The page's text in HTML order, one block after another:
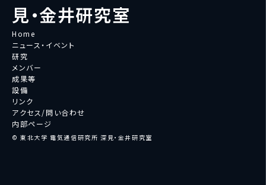
見・金井研究室
Home
ニュース・イベント
研究
メンバー
成果等
設備
リンク
アクセス/問い合わせ
内部ページ
© 東北大学 電気通信研究所 深見・金井研究室